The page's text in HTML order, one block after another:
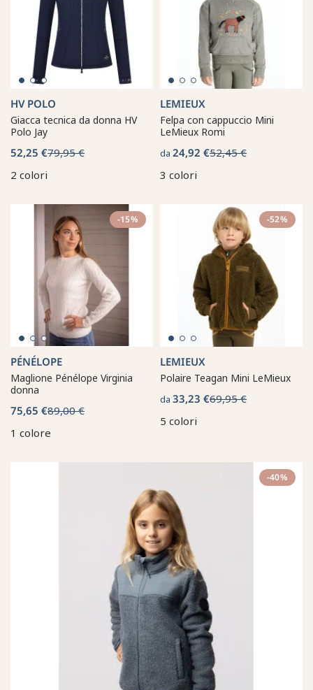
HV POLO
Giacca tecnica da donna HV
Polo Jay
52,25 €79,95 €
2 colori
LEMIEUX
Felpa con cappuccio Mini
LeMieux Romi
da 24,92 €52,45 €
3 colori
-15%
PÉNÉLOPE
Maglione Pénélope Virginia
donna
75,65 €89,00 €
1 colore
-52%
LEMIEUX
Polaire Teagan Mini LeMieux
da 33,23 €69,95 €
5 colori
-40%